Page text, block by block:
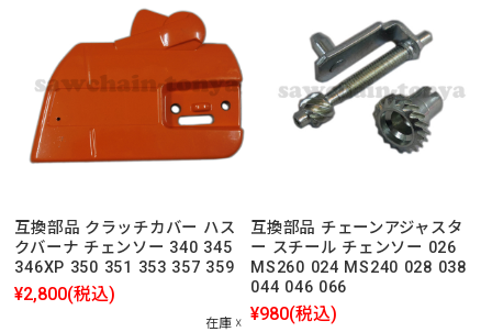
互換部品 クラッチカバー ハス
クバーナ チェンソー 340 345
346XP 350 351 353 357 359
¥2,800(税込)
在庫 ☓
互換部品 チェーンアジャスタ
ー スチール チェンソー 026
MS260 024 MS240 028 038
044 046 066
¥980(税込)